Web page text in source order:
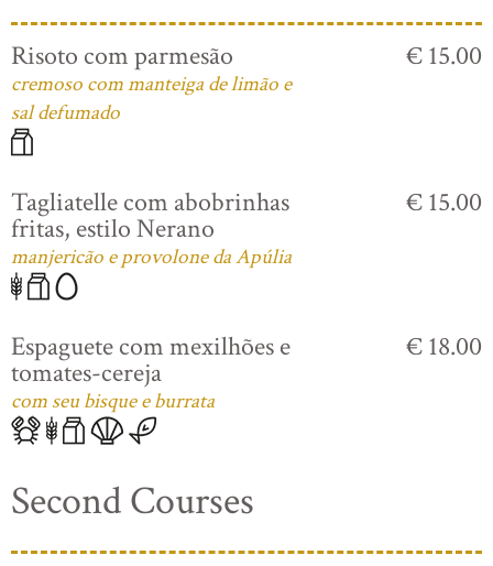
Risoto com parmesão
cremoso com manteiga de limão e
sal defumado
€ 15.00
Tagliatelle com abobrinhas
fritas, estilo Nerano
manjericão e provolone da Apúlia
€ 15.00
Espaguete com mexilhões e
tomates-cereja
com seu bisque e burrata
€ 18.00
Second Courses